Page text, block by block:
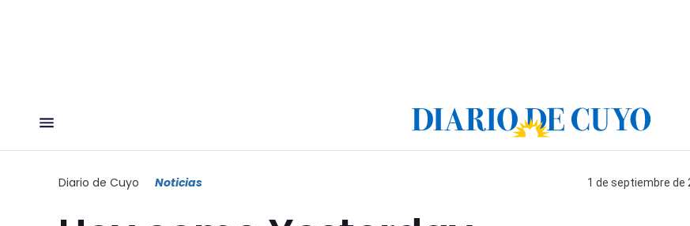
Diario de Cuyo Noticias 1 de septiembre de